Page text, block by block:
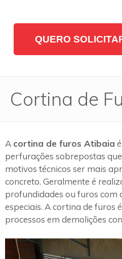
QUERO
Cortina de
A cortina de furos Atibaia
perfurações sobrepostas
motivos técnicos ser mais
concreto. Geralmente é
profundidades ou furos com
especiais. A cortina de furos
processos em demolições